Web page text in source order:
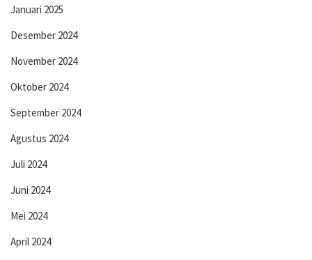
Januari 2025
Desember 2024
November 2024
Oktober 2024
September 2024
Agustus 2024
Juli 2024
Juni 2024
Mei 2024
April 2024